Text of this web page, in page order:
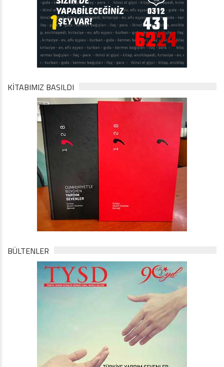
KİTABIMIZ BASILDI
BÜLTENLER